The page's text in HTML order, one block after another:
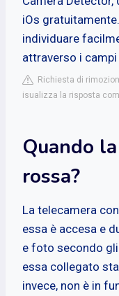
iOs
individuare
attraverso i
Richiesta di
isualizza la risposta
Quando
rossa?
La telecamera
essa è accesa e
e foto secondo
essa collegato
invece, non è in